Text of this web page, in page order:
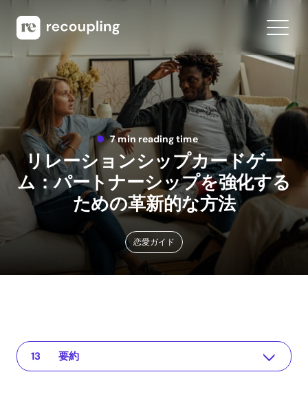
7 min reading time
リレーションシップカードゲー
ム：パートナーシップを強化する
ための革新的な方法
恋愛ガイド
リレーションシップカードゲームとは？
The app for your relationship
なぜリレーションシップカードはカップルにとって重要なのか？
関係におけるゲームの利点
デジタル時代の関係カード：Recouplingアプリの役割
リレーションシップカードの使用に関する実用的なヒント
リレーションシップケアによる投資収益率（ROI）
リレーションシップカードゲームに関するよくある質問
リレーションシップカードとは何ですか？
カップルはどれくらいの頻度でカードゲームをプレイすべきですか？
リレーションシップカードは紛争解決に役立ちますか？
Recouplingのようなアプリを利用するメリットは何ですか？
要約